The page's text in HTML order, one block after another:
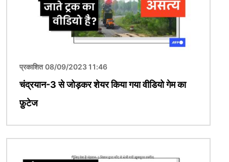
प्रकाशित 08/09/2023 11:46
चंद्रयान-3 से जोड़कर शेयर किया गया वीडियो गेम का
फ़ुटेज